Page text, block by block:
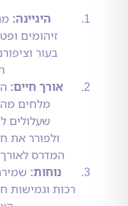
היגיינה:
מניעת
זיהומים ופטריות
בעור וציפורני כף
אורך חיים:הסרת
מלחים מהזיעה
שעלולים לייבש
ולפורר את חומרי
המדרס לאורך זמן.
נוחות:
שמירה על
רכות וגמישות חומרי